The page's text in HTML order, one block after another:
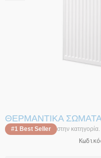
ΘΕΡΜΑΝΤΙΚΆ ΣΏΜΑΤΑ
#1 Best Seller
στην κατηγορία.